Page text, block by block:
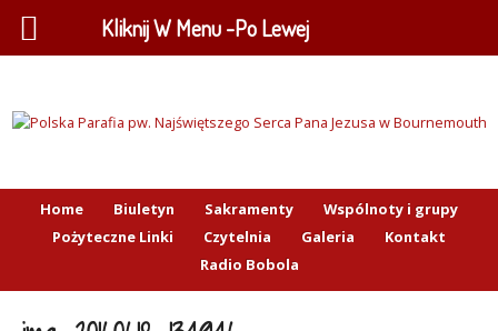
Home Biuletyn Sakramenty
Wspólnoty i grupy
Pożyteczne Linki
Czytelnia Galeria
Kontakt
Radio Bobola
Kliknij W Menu -Po Lewej